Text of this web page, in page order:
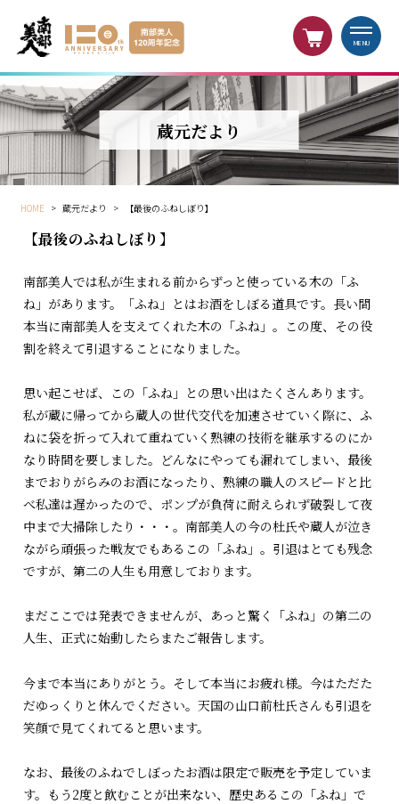
MENU
蔵元だより
HOME > 蔵元だより > 【最後のふねしぼり】
【最後のふねしぼり】
南部美人では私が生まれる前からずっと使っている木の「ふ
ね」があります。「ふね」とはお酒をしぼる道具です。長い間
本当に南部美人を支えてくれた木の「ふね」。この度、その役
割を終えて引退することになりました。
思い起こせば、この「ふね」との思い出はたくさんあります。
私が蔵に帰ってから蔵人の世代交代を加速させていく際に、ふ
ねに袋を折って入れて重ねていく熟練の技術を継承するのにか
なり時間を要しました。どんなにやっても漏れてしまい、最後
までおりがらみのお酒になったり、熟練の職人のスピードと比
べ私達は遅かったので、ポンプが負荷に耐えられず破裂して夜
中まで大掃除したり・・・。南部美人の今の杜氏や蔵人が泣き
ながら頑張った戦友でもあるこの「ふね」。引退はとても残念
ですが、第二の人生も用意しております。
まだここでは発表できませんが、あっと驚く「ふね」の第二の
人生、正式に始動したらまたご報告します。
今まで本当にありがとう。そして本当にお疲れ様。今はただた
だゆっくりと休んでください。天国の山口前杜氏さんも引退を
笑顔で見てくれてると思います。
なお、最後のふねでしぼったお酒は限定で販売を予定していま
す。もう2度と飲むことが出来ない、歴史あるこの「ふね」で